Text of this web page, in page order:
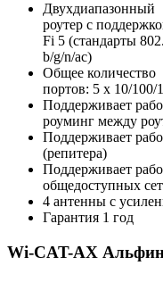
Двухдиапазонный
роутер с
Fi 5 (стандарты
b/g/n/ac)
Общее количество
портов: 5 х 10/
Поддерживает
роуминг между
Поддерживает
(репитера)
Поддерживает
общедоступных
4 антенны с
Гарантия 1 год
Wi-CAT-AX